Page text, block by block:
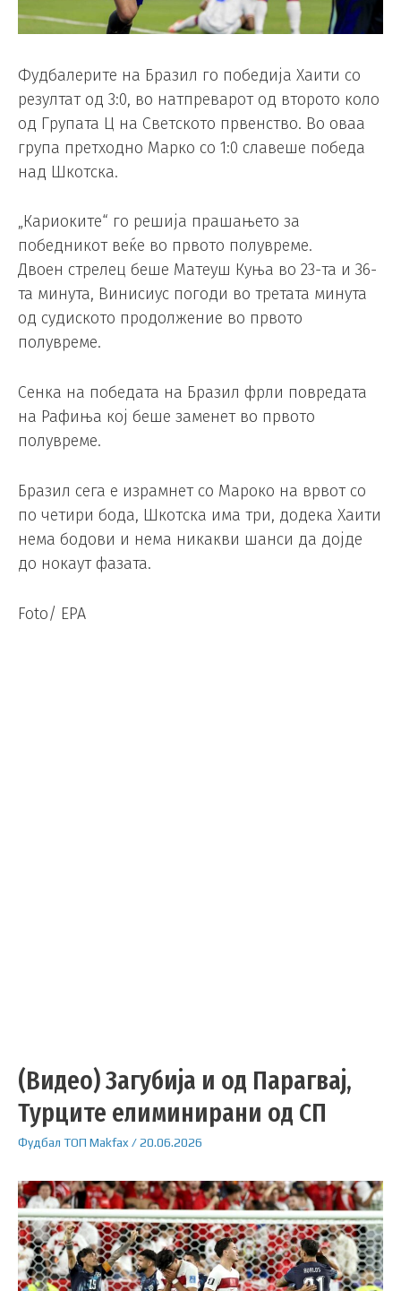
Фудбалерите на Бразил го победија Хаити со
резултат од 3:0, во натпреварот од второто коло
од Групата Ц на Светското првенство. Во оваа
група претходно Марко со 1:0 славеше победа
над Шкотска.
„Кариоките“ го решија прашањето за
победникот веќе во првото полувреме.
Двоен стрелец беше Матеуш Куња во 23-та и 36-
та минута, Винисиус погоди во третата минута
од судиското продолжение во првото
полувреме.
Сенка на победата на Бразил фрли повредата
на Рафиња кој беше заменет во првото
полувреме.
Бразил сега е израмнет со Мароко на врвот со
по четири бода, Шкотска има три, додека Хаити
нема бодови и нема никакви шанси да дојде
до нокаут фазата.
Foto/ EPA
(Видео) Загубија и од Парагвај,
Турците елиминирани од СП
Фудбал ТОП Makfax/20.06.2026